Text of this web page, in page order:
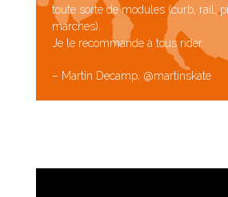
toute sorte de modules (curb, rail,
marches).
Je le recommande à tous rider.
– Martin Decamp, @martinskate